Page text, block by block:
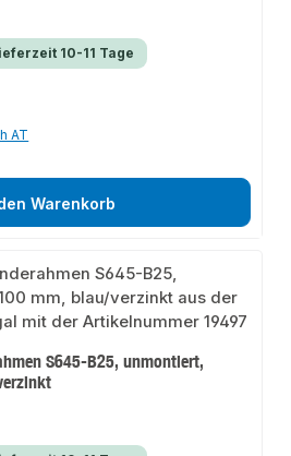
10-11 Tage
AT
Warenkorb
S645-B25, unmontiert,